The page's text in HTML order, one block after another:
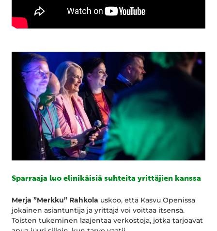
Sparraaja luo elinikäisiä suhteita yrittäjien kanssa
Merja ”Merkku” Rahkola uskoo, että Kasvu Openissa
jokainen asiantuntija ja yrittäjä voi voittaa itsensä.
Toisten tukeminen laajentaa verkostoja, jotka tarjoavat